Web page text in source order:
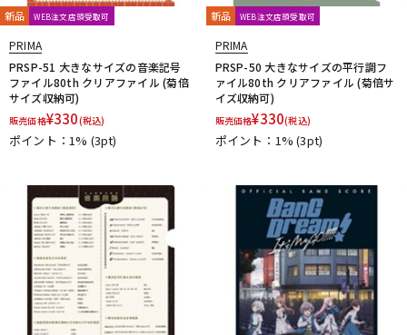
TRUE DYNA
trumpet station TUNE
Turtle Wax
V-Z
Van Damme Vega-Trem
VeroCity Effects Pedals
VIBRAMATE
VIVACE
WALRUS AUDIO
Wedgie Well Fine
WHITEFEATHER
Wittner Worth
Xotic
320design アトス・インターナショナル
アルソ出版
カエルカフェ
キョーリツ
シンコーミュージック
スーパーキッズ
ねこだまり工房 パイパーズ
フェアリー
フォンテック
ヤマハミュージックEHD
ヤマハミュージックトレーディング
ヤマハミュージックメディア
リットーミュージック
音楽之友社 山木秀夫コレクション
新品 WEB注文店頭受取可
PRIMA
PRSP-51 大きなサイズの音楽記号
ファイル80th クリアファイル (菊倍
サイズ収納可)
販売価格¥330(税込)
ポイント：1% (3pt)
新品 WEB注文店頭受取可
PRIMA
PRSP-50 大きなサイズの平行調フ
ァイル80th クリアファイル (菊倍サ
イズ収納可)
販売価格¥330(税込)
ポイント：1%(3pt)